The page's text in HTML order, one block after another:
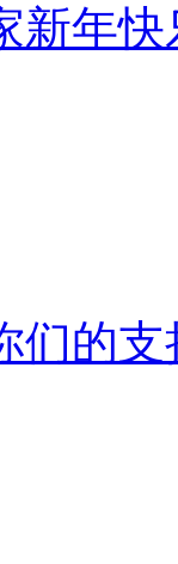
新年
们的支